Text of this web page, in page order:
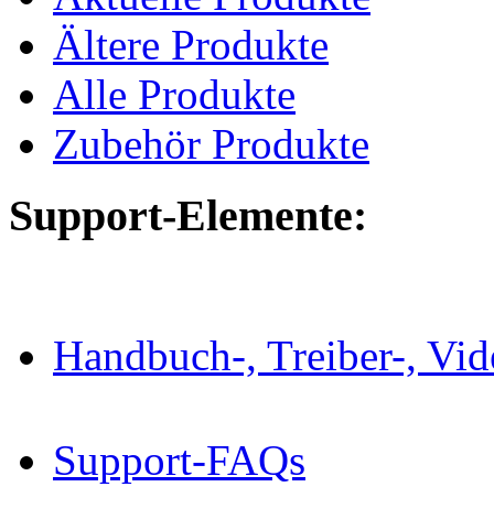
Ältere Produkte
Alle Produkte
Zubehör Produkte
Support-Elemente:
Handbuch-, Treiber-,
Support-FAQs